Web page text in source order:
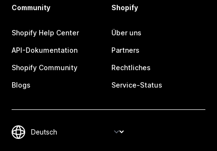
Community
Shopify Help Center
API-Dokumentation
Shopify Community
Blogs
Shopify
Über uns
Partners
Rechtliches
Service-Status